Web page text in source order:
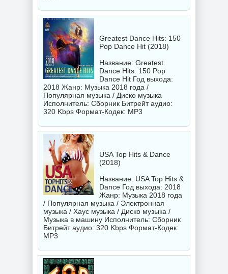
Greatest Dance Hits: 150
Pop Dance Hit (2018)
Название: Greatest
Dance Hits: 150 Pop
Dance Hit Год выхода:
2018 Жанр: Музыка 2018 года /
Популярная музыка / Диско музыка
Исполнитель: Сборник Битрейт аудио:
320 Kbps Формат-Кодек: MP3
USA Top Hits & Dance
(2018)
Название: USA Top Hits &
Dance Год выхода: 2018
Жанр: Музыка 2018 года
/ Популярная музыка / Электронная
музыка / Хаус музыка / Диско музыка /
Музыка в машину Исполнитель: Сборник
Битрейт аудио: 320 Kbps Формат-Кодек:
MP3